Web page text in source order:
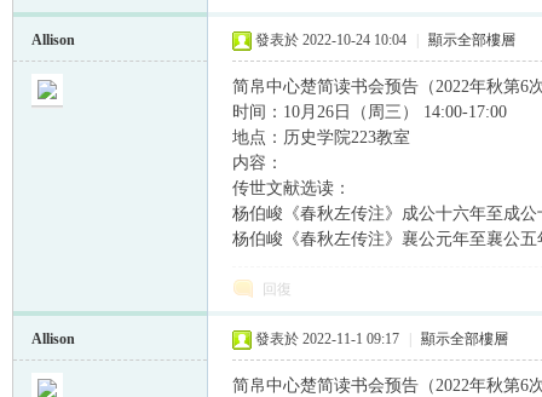
Allison 發表於 2022-10-24 10:04 顯示全部樓層
简帛中心楚简读书会预告（2022年秋第6
时间：10月26日（周三） 14:00-17:00
地点：历史学院223教室
内容：
传世文献选读：
杨伯峻《春秋左传注》成公十六年至成
杨伯峻《春秋左传注》襄公元年至襄公
回復
Allison 發表於 2022-11-1 09:17 顯示全部樓層
简帛中心楚简读书会预告（2022年秋第6